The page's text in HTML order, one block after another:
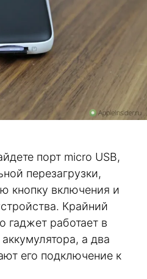
порт micro USB,
перезагрузки,
кнопку включения и
Крайний
гаджет работает в
а два
его подключение к